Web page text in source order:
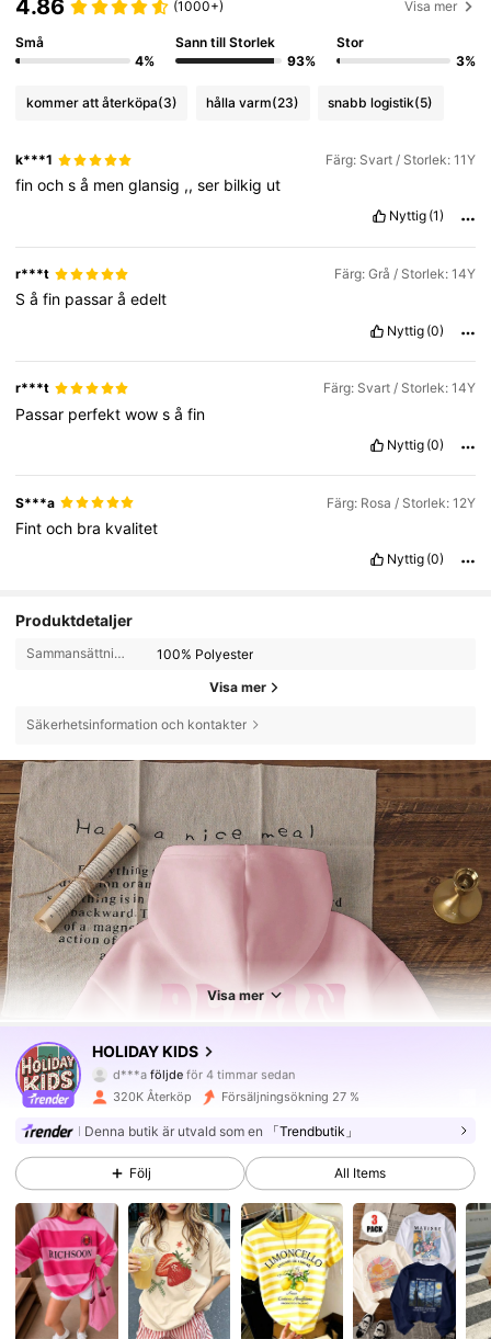
4.86 (1000+) Visa mer
Små
4%
Sann till Storlek
93%
Stor
3%
kommer att återköpa(3) hålla varm(23) snabb logistik(5)
k***1 Färg: Svart / Storlek: 11Y
finochså menglansig ,,ser bilkig ut
Nyttig (1)
r***t Färg: Grå / Storlek: 14Y
Såfin passaråedelt
Nyttig (0)
r***t Färg: Svart / Storlek: 14Y
Passar perfektwowsåfin
Nyttig (0)
S***a Färg: Rosa / Storlek: 12Y
Fintoch bra kvalitet
Nyttig (0)
Produktdetaljer
Sammansättning: 100% Polyester
Visa mer
Säkerhetsinformation och kontakter
Visa mer
HOLIDAY KIDS
p***8 är på webben
4.88
141K Följare
4.88 141K Följare
4.88 141K Följare
4.88 141K Följare
320K Återköp Försäljningsökning 27 %
Denna butik är utvald som en 「Trendbutik」
Följ All Items